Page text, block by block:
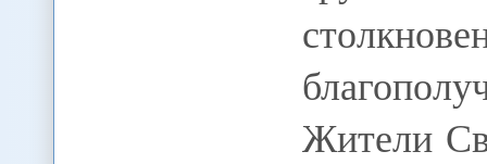
Жители